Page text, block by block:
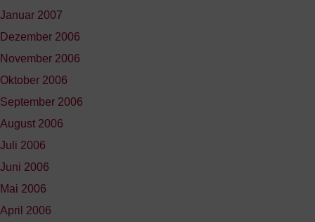
Januar 2007
Dezember 2006
November 2006
Oktober 2006
September 2006
August 2006
Juli 2006
Juni 2006
Mai 2006
April 2006